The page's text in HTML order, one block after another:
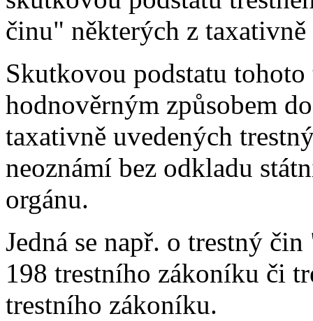
činu" některých z
Skutkovou podstatu
hodnověrným způsobem
taxativně uvedených
neoznámí bez odkladu
orgánu.
Jedná se např. o trestný
198 trestního zákoníku či
trestního zákoníku.